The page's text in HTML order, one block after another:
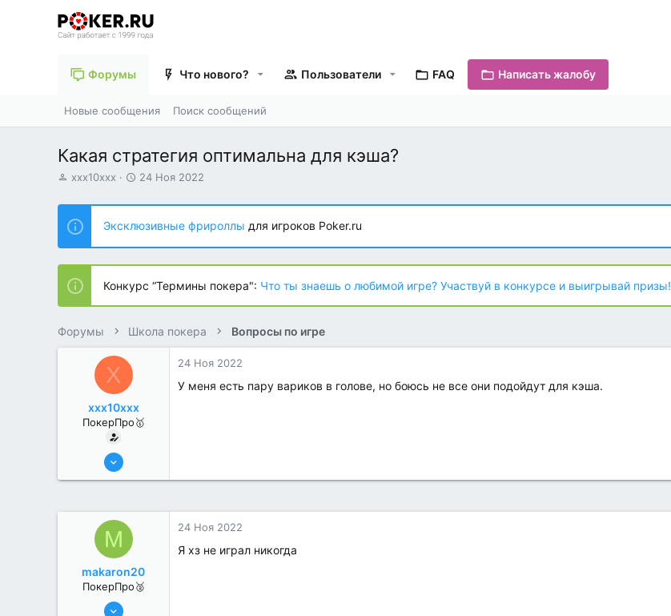
Форумы Что нового? Пользователи FAQ Написать жалобу
Новые сообщения Поиск сообщений
Какая стратегия оптимальна для кэша?
А
т
о
р
т
е
м
ы
xxx10xxx
Д
т
н
а
ч
л
а
24 Ноя 2022
Эксклюзивные фрироллы для игроков Poker.ru
Конкурс “Термины покера": Что ты знаешь о любимой игре? Участвуй в конкурсе и выигрывай призы!
Форумы Школа покера Вопросы по игре
X
xxx10xxx
ПокерПро🥇
13 Июн 2022
24 Ноя 2022
У меня есть пару вариков в голове, но боюсь не все они подойдут для кэша.
M
makaron20
ПокерПро🥈
13 Июн 2022
24 Ноя 2022
Я хз не играл никогда